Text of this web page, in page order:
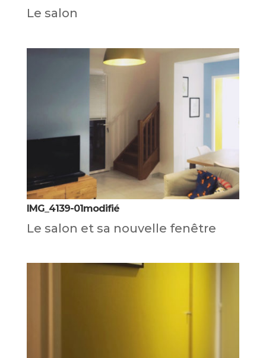
Le salon
IMG_4139-01modifié
Le salon et sa nouvelle fenêtre